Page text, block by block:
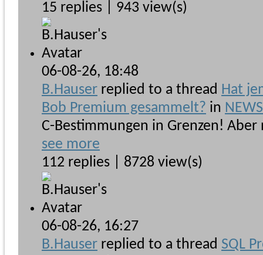
15 replies | 943 view(s)
06-08-26, 18:48
B.Hauser replied to a thread Hat
Bob Premium gesammelt? in
C-Bestimmungen in Grenzen!
see more
112 replies | 8728 view(s)
06-08-26, 16:27
B.Hauser replied to a thread SQL